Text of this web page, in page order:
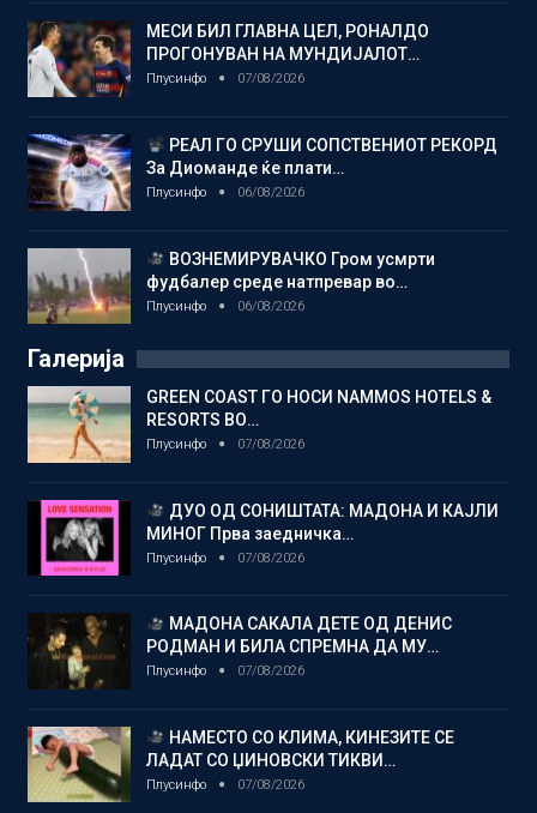
МЕСИ БИЛ ГЛАВНА ЦЕЛ, РОНАЛДО
ПРОГОНУВАН НА МУНДИЈАЛОТ…
Плусинфо 07/08/2026
РЕАЛ ГО СРУШИ СОПСТВЕНИОТ РЕКОРД
За Диоманде ќе плати…
Плусинфо 06/08/2026
ВОЗНЕМИРУВАЧКО Гром усмрти
фудбалер среде натпревар во…
Плусинфо 06/08/2026
Галерија
GREEN COAST ГО НОСИ NAMMOS HOTELS &
RESORTS ВО…
Плусинфо 07/08/2026
ДУО ОД СОНИШТАТА: МАДОНА И КАЈЛИ
МИНОГ Прва заедничка…
Плусинфо 07/08/2026
МАДОНА САКАЛА ДЕТЕ ОД ДЕНИС
РОДМАН И БИЛА СПРЕМНА ДА МУ…
Плусинфо 07/08/2026
НАМЕСТО СО КЛИМА, КИНЕЗИТЕ СЕ
ЛАДАТ СО ЏИНОВСКИ ТИКВИ…
Плусинфо 07/08/2026